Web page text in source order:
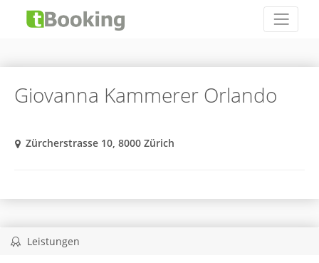
Giovanna Kammerer Orlando
Zürcherstrasse 10, 8000 Zürich
Leistungen